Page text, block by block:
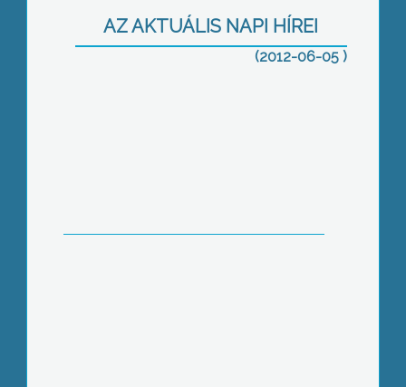
AZ AKTUÁLIS NAPI HÍREI
(2012-06-05 )
országon végigsöprő vihar